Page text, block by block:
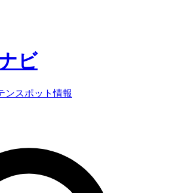
ビ
ンスポット情報